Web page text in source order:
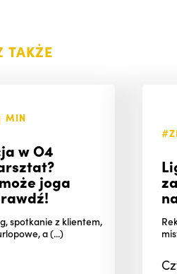
TAKŻE
MIN
w O4
joga
spotkanie z klientem,
a (...)